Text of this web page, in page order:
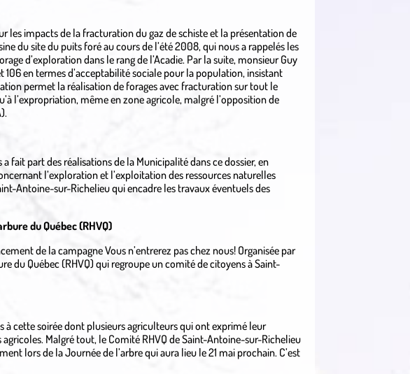
les impacts de la fracturation du gaz de schiste et la présentation de
du site du puits foré au cours de l’été 2008, qui nous a rappelés les
d’exploration dans le rang de l’Acadie. Par la suite, monsieur Guy
106 en termes d’acceptabilité sociale pour la population, insistant
permet la réalisation de forages avec fracturation sur tout le
l’expropriation, même en zone agricole, malgré l’opposition de
fait part des réalisations de la Municipalité dans ce dossier, en
l’exploration et l’exploitation des ressources naturelles
Antoine-sur-Richelieu qui encadre les travaux éventuels des
du Québec (RHVQ)
de la campagne Vous n’entrerez pas chez nous! Organisée par
du Québec (RHVQ) qui regroupe un comité de citoyens à Saint-
à cette soirée dont plusieurs agriculteurs qui ont exprimé leur
Malgré tout, le Comité RHVQ de Saint-Antoine-sur-Richelieu
lors de la Journée de l’arbre qui aura lieu le 21 mai prochain. C’est